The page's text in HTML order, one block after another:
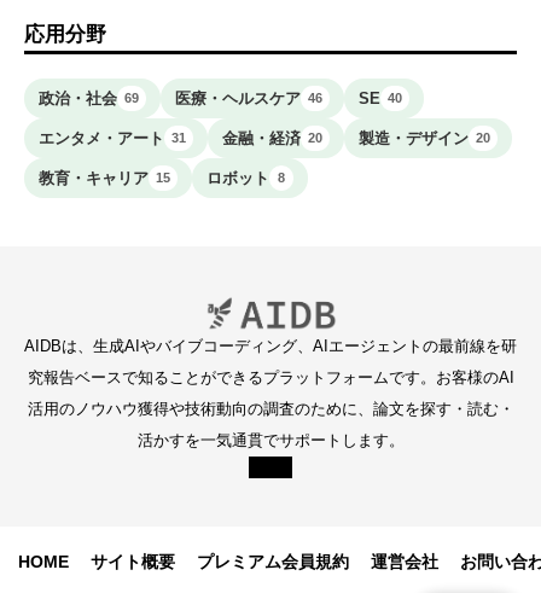
応用分野
政治・社会 69 医療・ヘルスケア 46 SE 40
エンタメ・アート 31 金融・経済 20 製造・デザイン 20
教育・キャリア 15 ロボット 8
AIDBは、生成AIやバイブコーディング、AIエージェントの最前線を研
究報告ベースで知ることができるプラットフォームです。お客様のAI
活用のノウハウ獲得や技術動向の調査のために、論文を探す・読む・
活かすを一気通貫でサポートします。
HOME サイト概要 プレミアム会員規約 運営会社 お問い合